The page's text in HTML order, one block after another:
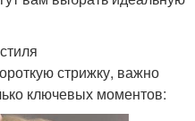
стрижку, важно
ключевых моментов: